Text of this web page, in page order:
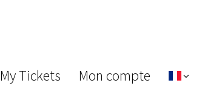
My Tickets Mon compte